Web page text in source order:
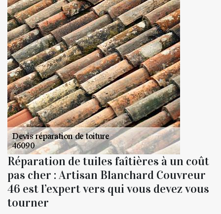
Réparation de tuiles faîtières à un coût
pas cher : Artisan Blanchard Couvreur
46 est l’expert vers qui vous devez vous
tourner